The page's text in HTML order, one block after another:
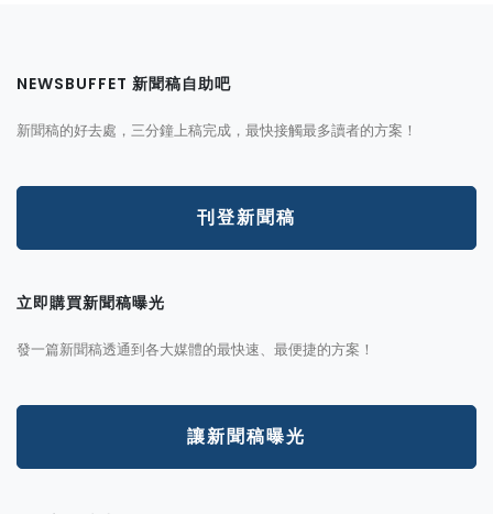
NEWSBUFFET 新聞稿自助吧
新聞稿的好去處，三分鐘上稿完成，最快接觸最多讀者的方案！
刊登新聞稿
立即購買新聞稿曝光
發一篇新聞稿透通到各大媒體的最快速、最便捷的方案！
讓新聞稿曝光